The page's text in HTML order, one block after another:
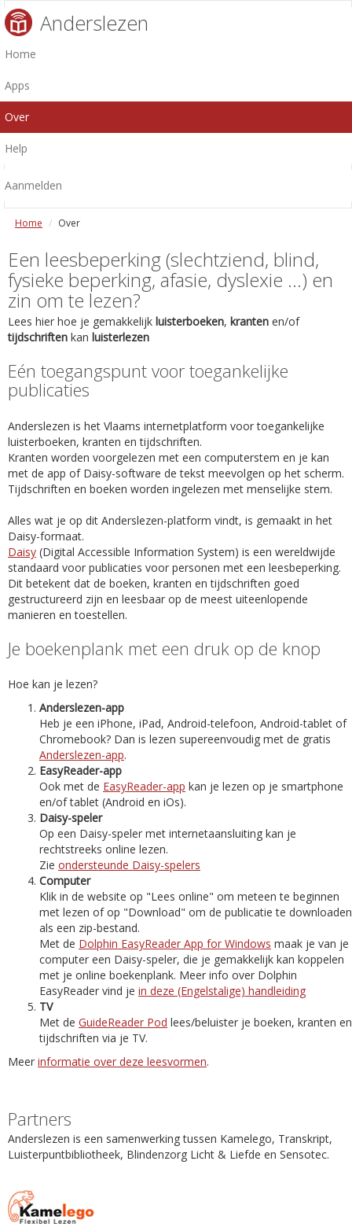
Anderslezen
Home
Apps
Over
Help
Aanmelden
Home Over
Een leesbeperking (slechtziend, blind,
fysieke beperking, afasie, dyslexie ...) en
zin om te lezen?
Lees hier hoe je gemakkelijk luisterboeken, kranten en/of
tijdschriften kan luisterlezen
Eén toegangspunt voor toegankelijke
publicaties
Anderslezen is het Vlaams internetplatform voor toegankelijke
luisterboeken, kranten en tijdschriften.
Kranten worden voorgelezen met een computerstem en je kan
met de app of Daisy-software de tekst meevolgen op het scherm.
Tijdschriften en boeken worden ingelezen met menselijke stem.
Alles wat je op dit Anderslezen-platform vindt, is gemaakt in het
Daisy-formaat.
Daisy (Digital Accessible Information System) is een wereldwijde
standaard voor publicaties voor personen met een leesbeperking.
Dit betekent dat de boeken, kranten en tijdschriften goed
gestructureerd zijn en leesbaar op de meest uiteenlopende
manieren en toestellen.
Je boekenplank met een druk op de knop
Hoe kan je lezen?
Anderslezen-app
Heb je een iPhone, iPad, Android-telefoon, Android-tablet of
Chromebook? Dan is lezen supereenvoudig met de gratis
Anderslezen-app.
EasyReader-app
Ook met de EasyReader-app kan je lezen op je smartphone
en/of tablet (Android en iOs).
Daisy-speler
Op een Daisy-speler met internetaansluiting kan je
rechtstreeks online lezen.
Zie ondersteunde Daisy-spelers
Computer
Klik in de website op "Lees online" om meteen te beginnen
met lezen of op "Download" om de publicatie te downloaden
als een zip-bestand.
Met de Dolphin EasyReader App for Windows maak je van je
computer een Daisy-speler, die je gemakkelijk kan koppelen
met je online boekenplank. Meer info over Dolphin
EasyReader vind je in deze (Engelstalige) handleiding
TV
Met de GuideReader Pod lees/beluister je boeken, kranten en
tijdschriften via je TV.
Meer informatie over deze leesvormen.
Partners
Anderslezen is een samenwerking tussen Kamelego, Transkript,
Luisterpuntbibliotheek, Blindenzorg Licht & Liefde en Sensotec.